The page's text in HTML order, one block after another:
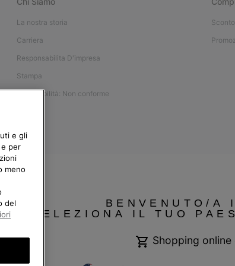
La nostra storia
Carriera
Responsabilita D'impresa
Stampa
Accessibilità: Non conforme
BENVENUTO/A
SELEZIONA IL TUO
Shopping
e gli
per
meno
del